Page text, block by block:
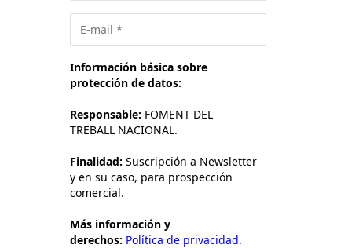
Información básica sobre
protección de datos:
Responsable: FOMENT DEL
TREBALL NACIONAL.
Finalidad: Suscripción a Newsletter
y en su caso, para prospección
comercial.
Más información y
derechos: Política de privacidad.